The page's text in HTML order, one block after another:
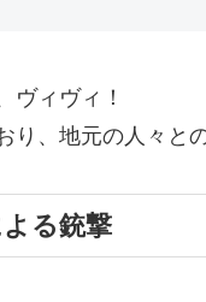
ヴィヴィ！
り、地元の人々
る銃撃